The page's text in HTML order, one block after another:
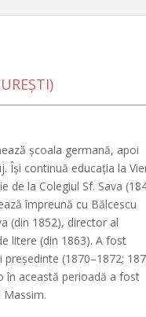
şcoala germană, apoi
Îşi continuă educaţia la
la Colegiul Sf. Sava
împreună cu Bălcescu
(din 1852), director al
litere (din 1863). A fost
(1870–1872;
în această perioadă a fost
Massim.